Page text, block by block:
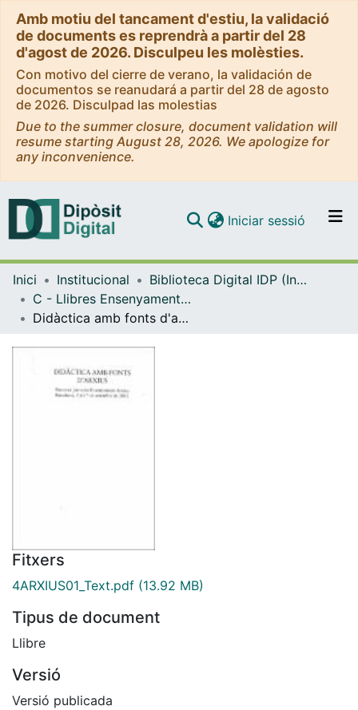
Amb motiu del tancament d'estiu, la validació
de documents es reprendrà a partir del 28
d'agost de 2026. Disculpeu les molèsties.
Con motivo del cierre de verano, la validación de
documentos se reanudará a partir del 28 de agosto
de 2026. Disculpad las molestias
Due to the summer closure, document validation will
resume starting August 28, 2026. We apologize for
any inconvenience.
Navega per tot el DD
Com publicar
Iniciar sessió (current)
Inici Institucional
Biblioteca Digital IDP (Institut de Desenvolupament Professional)
C - Llibres Ensenyament general i caràcter institucional (IDP)
Didàctica amb fonts d'arxius
Fitxers
4ARXIUS01_Text.pdf (13.92 MB)
Tipus de document
Llibre
Versió
Versió publicada